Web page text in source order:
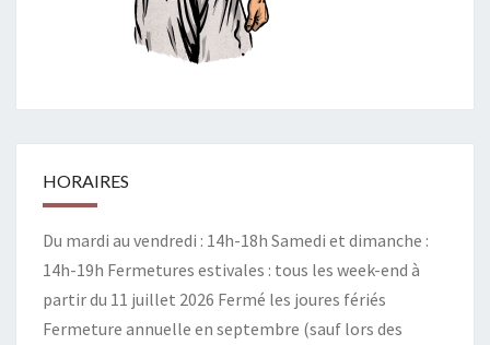
HORAIRES
Du mardi au vendredi : 14h-18h Samedi et dimanche :
14h-19h Fermetures estivales : tous les week-end à
partir du 11 juillet 2026 Fermé les joures fériés
Fermeture annuelle en septembre (sauf lors des